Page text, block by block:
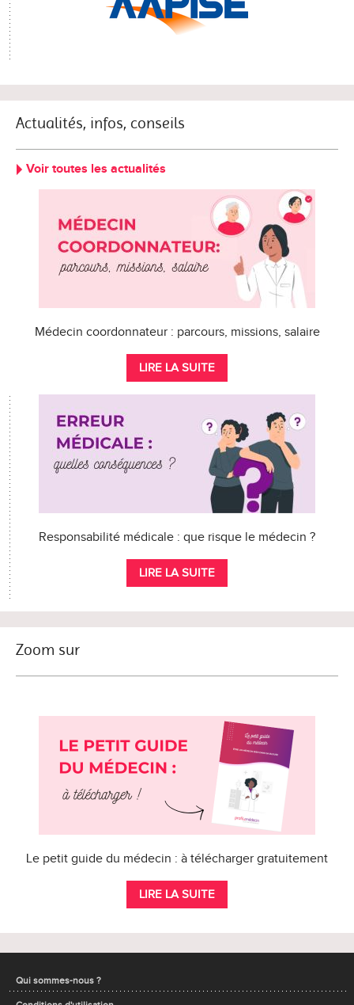
Actualités, infos, conseils
Voir toutes les actualités
Médecin coordonnateur : parcours, missions, salaire
LIRE LA SUITE
Responsabilité médicale : que risque le médecin ?
LIRE LA SUITE
Zoom sur
Le petit guide du médecin : à télécharger gratuitement
LIRE LA SUITE
Qui sommes-nous ?